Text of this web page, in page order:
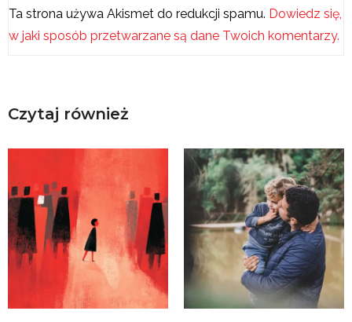
Ta strona używa Akismet do redukcji spamu. Dowiedz się,
w jaki sposób przetwarzane są dane Twoich komentarzy.
Czytaj również